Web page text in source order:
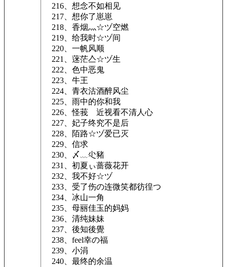
216、想念不如相见
217、想你了崽崽
218、香烟灬☆ヅ空燃
219、给我时☆ヅ间
220、一帆风顺
221、蒾茫亼☆ヅ生
222、色中恶鬼
223、牛王
224、青衣沽酒醉风尘
225、雨中的你和我
226、怪莪ゞ近视看不清人心
227、妃子终究不是后
228、陌路☆ヅ爱已灭
229、信求
230、〆﹏尐豬
231、初夏ぃ蔷薇花开
232、我不好☆ヅ
233、受了伤の连微笑都彷徨つ
234、冰山一角
235、母丽佳玉的妈妈
236、清纯妹妹
237、後知後覺
238、feel幸の福
239、小涓
240、最终的余温